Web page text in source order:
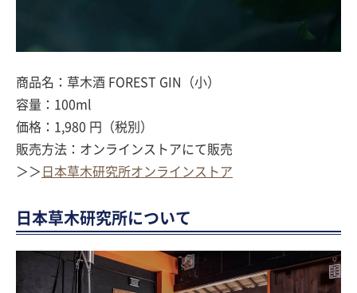
商品名：草木酒 FOREST GIN（小）
容量：100ml
価格：1,980 円（税別）
販売方法：オンラインストアにて販売
＞＞ 日本草木研究所オンラインストア
日本草木研究所について